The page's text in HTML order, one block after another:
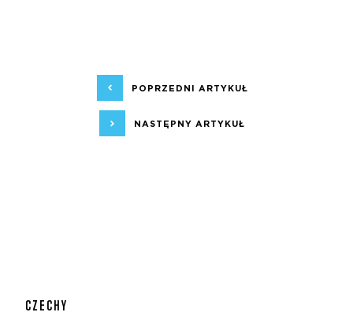
POPRZEDNI ARTYKUŁ
NASTĘPNY ARTYKUŁ
CZECHY